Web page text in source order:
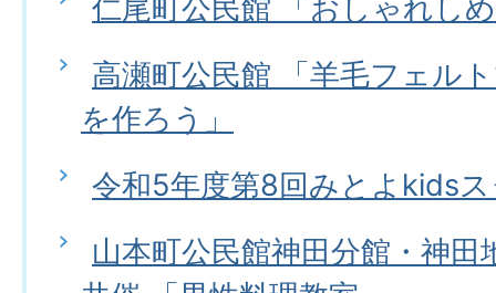
仁尾町公民館 「おしゃれし
高瀬町公民館 「羊毛フェル
を作ろう」
令和5年度第8回みとよkids
山本町公民館神田分館・神田